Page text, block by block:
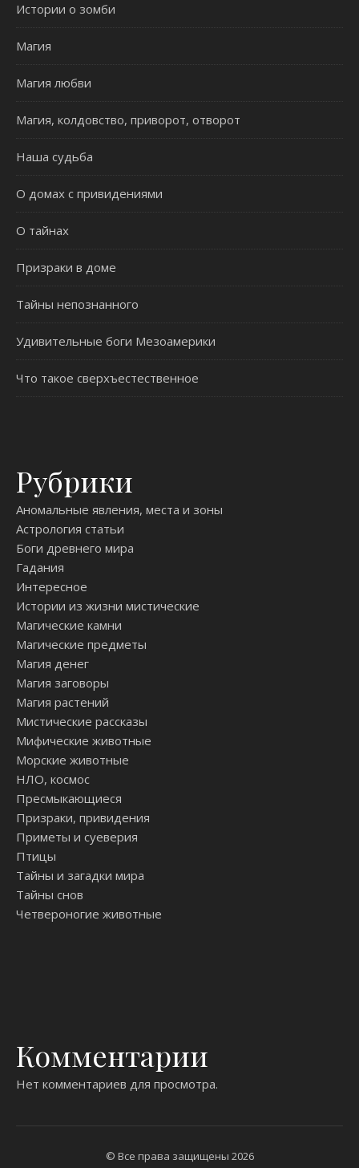
Истории о зомби
Магия
Магия любви
Магия, колдовство, приворот, отворот
Наша судьба
О домах с привидениями
О тайнах
Призраки в доме
Тайны непознанного
Удивительные боги Мезоамерики
Что такое сверхъестественное
Рубрики
Аномальные явления, места и зоны
Астрология статьи
Боги древнего мира
Гадания
Интересное
Истории из жизни мистические
Магические камни
Магические предметы
Магия денег
Магия заговоры
Магия растений
Мистические рассказы
Мифические животные
Морские животные
НЛО, космос
Пресмыкающиеся
Призраки, привидения
Приметы и суеверия
Птицы
Тайны и загадки мира
Тайны снов
Четвероногие животные
Комментарии
Нет комментариев для просмотра.
© Все права защищены 2026